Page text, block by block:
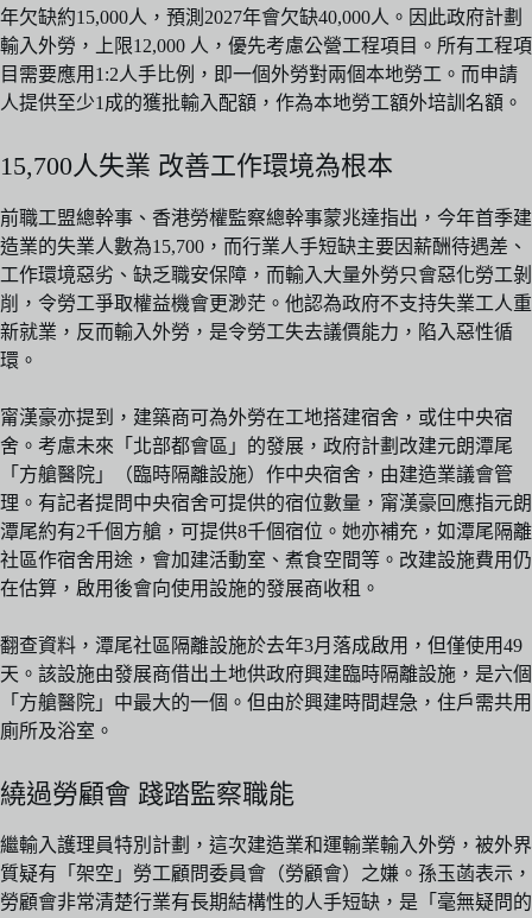
年欠缺約15,000人，預測2027年會欠缺40,000人。因此政府計劃
輸入外勞，上限12,000 人，優先考慮公營工程項目。所有工程項
目需要應用1:2人手比例，即一個外勞對兩個本地勞工。而申請
人提供至少1成的獲批輸入配額，作為本地勞工額外培訓名額。
15,700人失業 改善工作環境為根本
前職工盟總幹事、香港勞權監察總幹事蒙兆達指出，今年首季建
造業的失業人數為15,700，而行業人手短缺主要因薪酬待遇差、
工作環境惡劣、缺乏職安保障，而輸入大量外勞只會惡化勞工剝
削，令勞工爭取權益機會更渺茫。他認為政府不支持失業工人重
新就業，反而輸入外勞，是令勞工失去議價能力，陷入惡性循
環。
甯漢豪亦提到，建築商可為外勞在工地搭建宿舍，或住中央宿
舍。考慮未來「北部都會區」的發展，政府計劃改建元朗潭尾
「方艙醫院」（臨時隔離設施）作中央宿舍，由建造業議會管
理。有記者提問中央宿舍可提供的宿位數量，甯漢豪回應指元朗
潭尾約有2千個方艙，可提供8千個宿位。她亦補充，如潭尾隔離
社區作宿舍用途，會加建活動室、煮食空間等。改建設施費用仍
在估算，啟用後會向使用設施的發展商收租。
翻查資料，潭尾社區隔離設施於去年3月落成啟用，但僅使用49
天。該設施由發展商借出土地供政府興建臨時隔離設施，是六個
「方艙醫院」中最大的一個。但由於興建時間趕急，住戶需共用
廁所及浴室。
繞過勞顧會 踐踏監察職能
繼輸入護理員特別計劃，這次建造業和運輸業輸入外勞，被外界
質疑有「架空」勞工顧問委員會（勞顧會）之嫌。孫玉菡表示，
勞顧會非常清楚行業有長期結構性的人手短缺，是「毫無疑問的